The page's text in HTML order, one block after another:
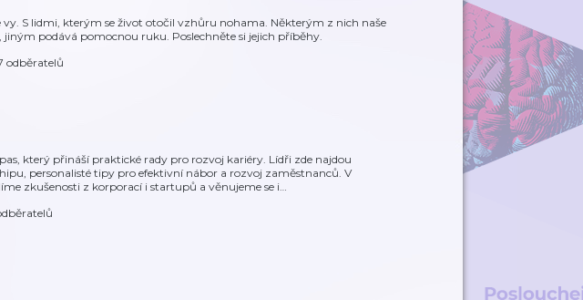
vy. S lidmi, kterým se život otočil vzhůru nohama. Některým z nich naše
jiným podává pomocnou ruku. Poslechněte si jejich příběhy.
odběratelů
který přináší praktické rady pro rozvoj kariéry. Lídři zde najdou
personalisté tipy pro efektivní nábor a rozvoj zaměstnanců. V
zkušenosti z korporací i startupů a věnujeme se i…